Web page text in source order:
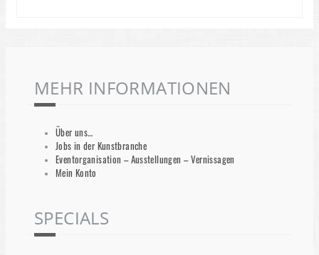
MEHR INFORMATIONEN
Über uns…
Jobs in der Kunstbranche
Eventorganisation – Ausstellungen – Vernissagen
Mein Konto
SPECIALS